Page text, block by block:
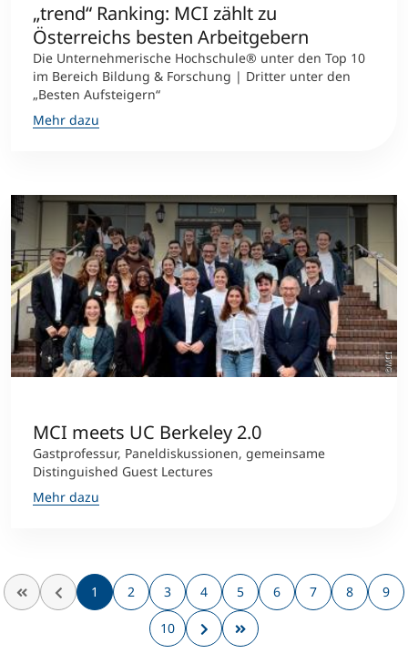
„trend“ Ranking: MCI zählt zu
Österreichs besten Arbeitgebern
Die Unternehmerische Hochschule® unter den Top 10
im Bereich Bildung & Forschung | Dritter unter den
„Besten Aufsteigern“
Mehr dazu
©MCI
MCI meets UC Berkeley 2.0
Gastprofessur, Paneldiskussionen, gemeinsame
Distinguished Guest Lectures
Mehr dazu
1 2 3 4 5 6 7 8 9
10